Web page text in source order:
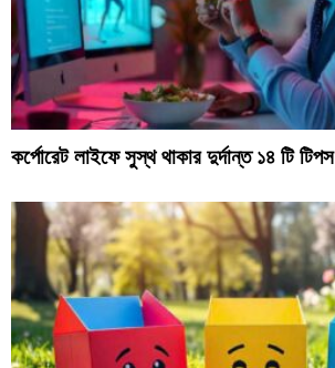
কর্পোরেট লাইফে সুস্থ থাকার দুর্দান্ত ১৪ টি টিপস